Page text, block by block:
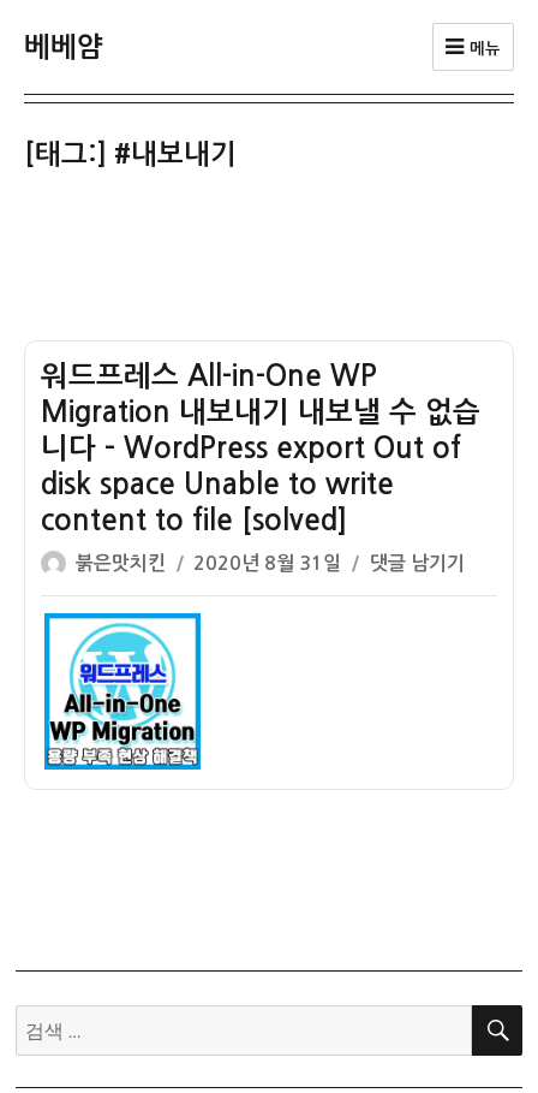
베베얌 메뉴
[태그:] #내보내기
워드프레스 All-in-One WP
Migration 내보내기 내보낼 수 없습
니다 – WordPress export Out of
disk space Unable to write
content to file [solved]
글
쓴
이
붉은맛치킨
작
성
일
2020년 8월 31일
워
드
댓글 남기기
검
색:
검